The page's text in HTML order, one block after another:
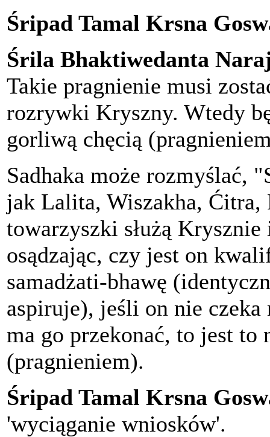
Śripad Tamal Krsna
Śrila Bhaktiwedanta
Takie pragnienie musi
rozrywki Kryszny. Wtedy
gorliwą chęcią
Sadhaka może rozmyślać,
jak Lalita, Wiszakha, Ćitra,
towarzyszki służą
osądzając, czy jest on
samadżati-bhawę
aspiruje), jeśli on nie
ma go przekonać, to jest to
(pragnieniem).
Śripad Tamal Krsna
'wyciąganie wniosków'.